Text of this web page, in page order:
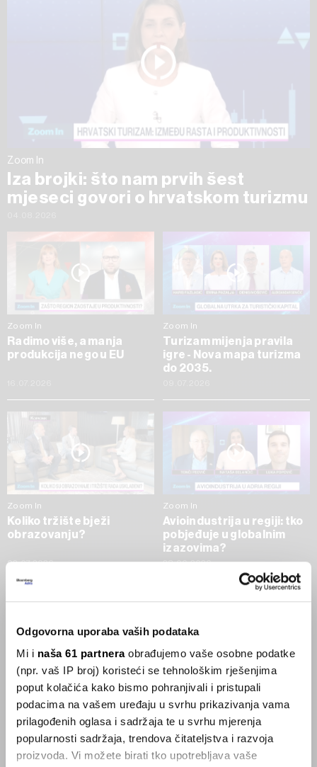
Odgovorna uporaba vaših podataka
Mi i naša 61 partneraobrađujemo vaše osobne podatke
(npr. vaš IP broj) koristeći se tehnološkim rješenjima
poput kolačića kako bismo pohranjivali i pristupali
podacima na vašem uređaju u svrhu prikazivanja vama
prilagođenih oglasa i sadržaja te u svrhu mjerenja
popularnosti sadržaja, trendova čitateljstva i razvoja
proizvoda. Vi možete birati tko upotrebljava vaše
Zoom In
Iza brojki: što nam prvih šest
mjeseci govori o hrvatskom turizmu
Zoom In
Radimo više, a manja
produkcija nego u EU
Zoom In
Turizam mijenja pravila
igre - Nova mapa turizma
do 2035.
Zoom In
Koliko tržište bježi
obrazovanju?
02.07.2026
Zoom In
Avioindustrija u regiji: tko
pobjeđuje u globalnim
izazovima?
23.06.2026
SVE VIJESTI IZ RUBRIKE ZOOM IN
Businessweek Adria
Korisnici GLP-1 lijekova mršave,
ekonomija se deblja
Visok trošak selidbe kompanija iz Kine